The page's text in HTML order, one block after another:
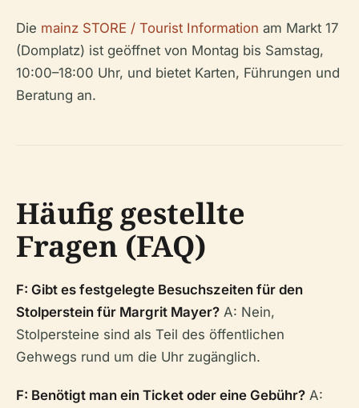
Die mainz STORE / Tourist Information am Markt 17
(Domplatz) ist geöffnet von Montag bis Samstag,
10:00–18:00 Uhr, und bietet Karten, Führungen und
Beratung an.
Häufig gestellte
Fragen (FAQ)
F: Gibt es festgelegte Besuchszeiten für den
Stolperstein für Margrit Mayer? A: Nein,
Stolpersteine sind als Teil des öffentlichen
Gehwegs rund um die Uhr zugänglich.
F: Benötigt man ein Ticket oder eine Gebühr? A: